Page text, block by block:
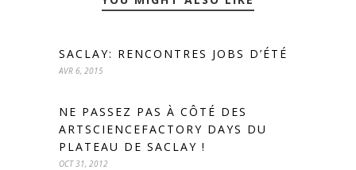
SACLAY: RENCONTRES JOBS D’ÉTÉ
AVR 6, 2015
NE PASSEZ PAS À CÔTÉ DES
ARTSCIENCEFACTORY DAYS DU
PLATEAU DE SACLAY !
OCT 31, 2012